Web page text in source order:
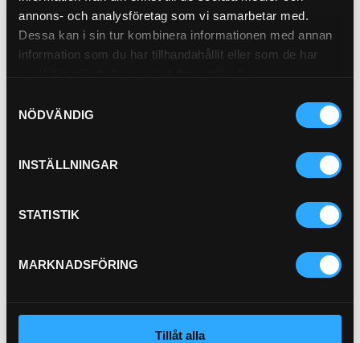
annons- och analysföretag som vi samarbetar med.
Dessa kan i sin tur kombinera informationen med annan
information som du har tillhandahållit eller som de har
NÖDVÄNDIG
INSTÄLLNINGAR
STATISTIK
MARKNADSFÖRING
Tillåt alla
Pris exkl. 198.00
608.00
Köp